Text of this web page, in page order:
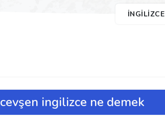
İNGILIZCE
cevşen ingilizce ne demek